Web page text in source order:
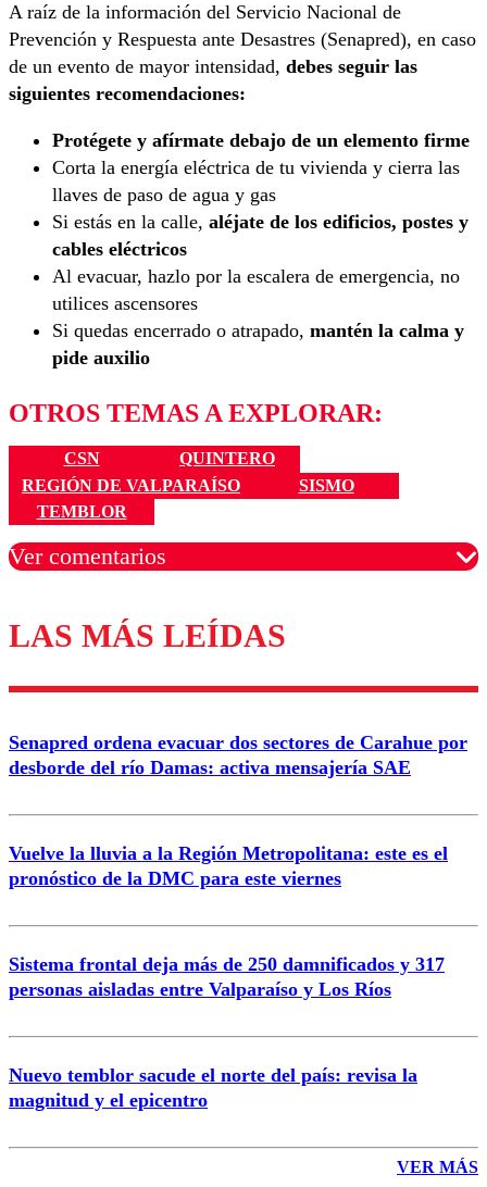
A raíz de la información del Servicio Nacional de
Prevención y Respuesta ante Desastres (Senapred), en caso
de un evento de mayor intensidad, debes seguir las
siguientes recomendaciones:
Protégete y afírmate debajo de un elemento firme
Corta la energía eléctrica de tu vivienda y cierra las
llaves de paso de agua y gas
Si estás en la calle, aléjate de los edificios, postes y
cables eléctricos
Al evacuar, hazlo por la escalera de emergencia, no
utilices ascensores
Si quedas encerrado o atrapado, mantén la calma y
pide auxilio
OTROS TEMAS A EXPLORAR:
CSN
QUINTERO
REGIÓN DE VALPARAÍSO
SISMO
TEMBLOR
Ver comentarios
Los comentarios son moderados para garantizar un
diálogo respetuoso.
Correo
Enviar comentario
LAS MÁS LEÍDAS
Senapred ordena evacuar dos sectores de Carahue por
desborde del río Damas: activa mensajería SAE
Vuelve la lluvia a la Región Metropolitana: este es el
pronóstico de la DMC para este viernes
Sistema frontal deja más de 250 damnificados y 317
personas aisladas entre Valparaíso y Los Ríos
Nuevo temblor sacude el norte del país: revisa la
magnitud y el epicentro
VER MÁS